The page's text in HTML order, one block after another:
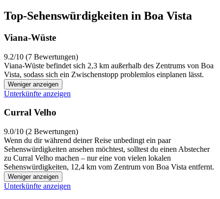
Top-Sehenswürdigkeiten in Boa Vista
Viana-Wüste
9.2/10 (7 Bewertungen)
Viana-Wüste befindet sich 2,3 km außerhalb des Zentrums von Boa
Vista, sodass sich ein Zwischenstopp problemlos einplanen lässt.
Weniger anzeigen
Unterkünfte anzeigen
Curral Velho
9.0/10 (2 Bewertungen)
Wenn du dir während deiner Reise unbedingt ein paar
Sehenswürdigkeiten ansehen möchtest, solltest du einen Abstecher
zu Curral Velho machen – nur eine von vielen lokalen
Sehenswürdigkeiten, 12,4 km vom Zentrum von Boa Vista entfernt.
Weniger anzeigen
Unterkünfte anzeigen